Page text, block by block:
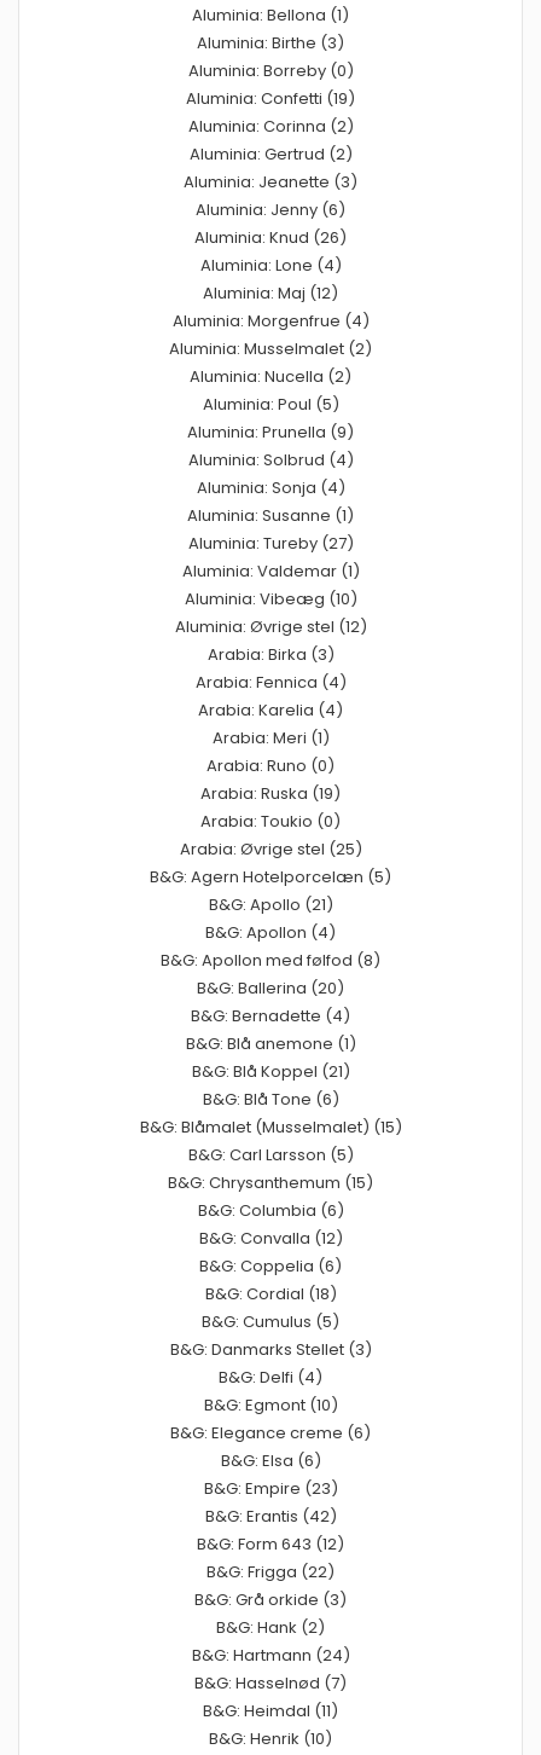
Aluminia: Bellona (1)
Aluminia: Birthe (3)
Aluminia: Borreby (0)
Aluminia: Confetti (19)
Aluminia: Corinna (2)
Aluminia: Gertrud (2)
Aluminia: Jeanette (3)
Aluminia: Jenny (6)
Aluminia: Knud (26)
Aluminia: Lone (4)
Aluminia: Maj (12)
Aluminia: Morgenfrue (4)
Aluminia: Musselmalet (2)
Aluminia: Nucella (2)
Aluminia: Poul (5)
Aluminia: Prunella (9)
Aluminia: Solbrud (4)
Aluminia: Sonja (4)
Aluminia: Susanne (1)
Aluminia: Tureby (27)
Aluminia: Valdemar (1)
Aluminia: Vibeæg (10)
Aluminia: Øvrige stel (12)
Arabia: Birka (3)
Arabia: Fennica (4)
Arabia: Karelia (4)
Arabia: Meri (1)
Arabia: Runo (0)
Arabia: Ruska (19)
Arabia: Toukio (0)
Arabia: Øvrige stel (25)
B&G: Agern Hotelporcelæn (5)
B&G: Apollo (21)
B&G: Apollon (4)
B&G: Apollon med følfod (8)
B&G: Ballerina (20)
B&G: Bernadette (4)
B&G: Blå anemone (1)
B&G: Blå Koppel (21)
B&G: Blå Tone (6)
B&G: Blåmalet (Musselmalet) (15)
B&G: Carl Larsson (5)
B&G: Chrysanthemum (15)
B&G: Columbia (6)
B&G: Convalla (12)
B&G: Coppelia (6)
B&G: Cordial (18)
B&G: Cumulus (5)
B&G: Danmarks Stellet (3)
B&G: Delfi (4)
B&G: Egmont (10)
B&G: Elegance creme (6)
B&G: Elsa (6)
B&G: Empire (23)
B&G: Erantis (42)
B&G: Form 643 (12)
B&G: Frigga (22)
B&G: Grå orkide (3)
B&G: Hank (2)
B&G: Hartmann (24)
B&G: Hasselnød (7)
B&G: Heimdal (11)
B&G: Henrik (10)